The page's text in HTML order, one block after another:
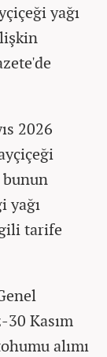
yağı
2026
bunun
yağı
tarife
Kasım
alımı